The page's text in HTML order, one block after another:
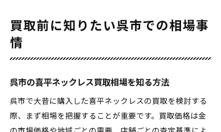
買取前に知りたい呉市での相場事
情
呉市の喜平ネックレス買取相場を知る方法
呉市で大昔に購入した喜平ネックレスの買取を検討する
際、まず相場を把握することが重要です。買取価格は金